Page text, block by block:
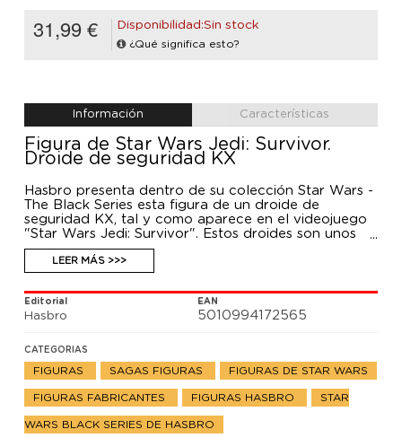
31,99 € Disponibilidad:Sin stock
¿Qué significa esto?
Información Características
Figura de Star Wars Jedi: Survivor.
Droide de seguridad KX
Hasbro presenta dentro de su colección Star Wars -
The Black Series esta figura de un droide de
seguridad KX, tal y como aparece en el videojuego
"Star Wars Jedi: Survivor". Estos droides son unos
formidables oponentes especializados en combate
cuerpo a cuerpo, combinando la fuerza bruta y la
durabilidad robusta para capturar e incapacitar a
sus enemigos. Esta figura articulada mide 15
centímetros e incluye un accesorio.
LEER MÁS >>>
Editorial
Hasbro
EAN
5010994172565
CATEGORIAS
FIGURAS SAGAS FIGURAS FIGURAS DE STAR WARS
FIGURAS FABRICANTES FIGURAS HASBRO STAR
WARS BLACK SERIES DE HASBRO